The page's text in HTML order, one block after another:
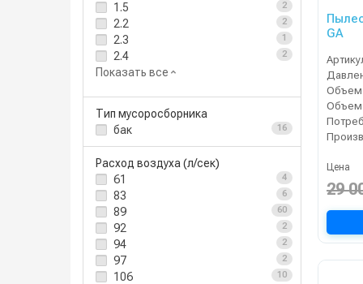
1.5 2
2.2 2
2.3 1
2.4 2
Показать все
Тип мусоросборника
бак
16
Расход воздуха (л/сек)
61
4
83 6
89 60
92 2
94 2
97 2
106 10
GA
Цена
29